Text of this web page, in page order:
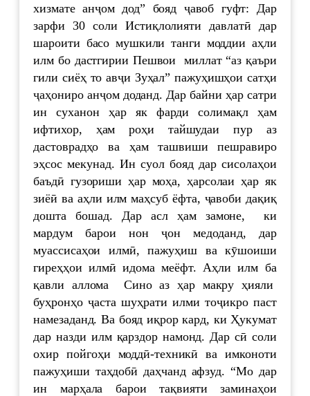
хизмате анҷом дод” бояд ҷавоб гуфт: Дар
зарфи 30 соли Истиқлолияти давлатӣ дар
шароити басо мушкили танги моддии аҳли
илм бо дастгирии Пешвои миллат “аз қаъри
гили сиёҳ то авҷи Зуҳал” пажуҳишҳои сатҳи
ҷаҳониро анҷом доданд. Дар байни ҳар сатри
ин суханон ҳар як фарди солимақл ҳам
ифтихор, ҳам роҳи тайшудаи пур аз
дастоврадҳо ва ҳам ташвиши пешравиро
эҳсос мекунад. Ин суол бояд дар сисолаҳои
баъдӣ гузориши ҳар моҳа, ҳарсолаи ҳар як
зиёӣ ва аҳли илм маҳсуб ёфта, ҷавоби дақиқ
дошта бошад. Дар асл ҳам замоне, ки
мардум барои нон ҷон медоданд, дар
муассисаҳои илмӣ, пажуҳиш ва кӯшоиши
гиреҳҳои илмӣ идома меёфт. Аҳли илм ба
қавли аллома Сино аз ҳар макру ҳияли
буҳронҳо ҷаста шуҳрати илми тоҷикро паст
намезаданд. Ва бояд иқрор кард, ки Ҳукумат
дар назди илм қарздор намонд. Дар сӣ соли
охир пойгоҳи моддӣ-техникӣ ва имконоти
пажуҳиши таҳдобӣ даҳчанд афзуд. “Мо дар
ин марҳала барои тақвияти заминаҳои